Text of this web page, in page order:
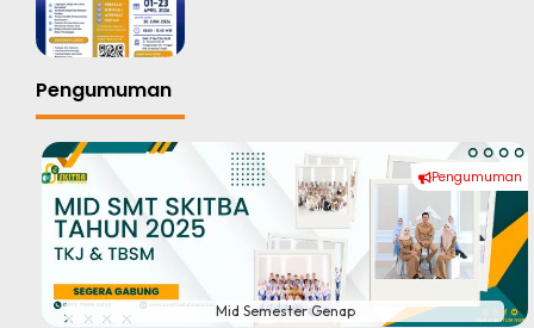
Pengumuman
Pengumuman
#
Mid Semester Genap